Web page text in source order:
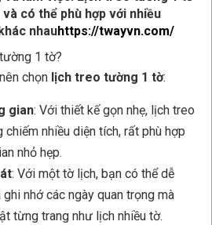
có thể phù hợp với nhiều
nhauhttps://twayvn.com/
1 tờ?
chọn lịch treo tường 1 tờ:
gian: Với thiết kế gọn nhẹ, lịch treo
nhiều diện tích, rất phù hợp
nhỏ hẹp.
: Với một tờ lịch, bạn có thể dễ
nhớ các ngày quan trọng mà
từng trang như lịch nhiều tờ.